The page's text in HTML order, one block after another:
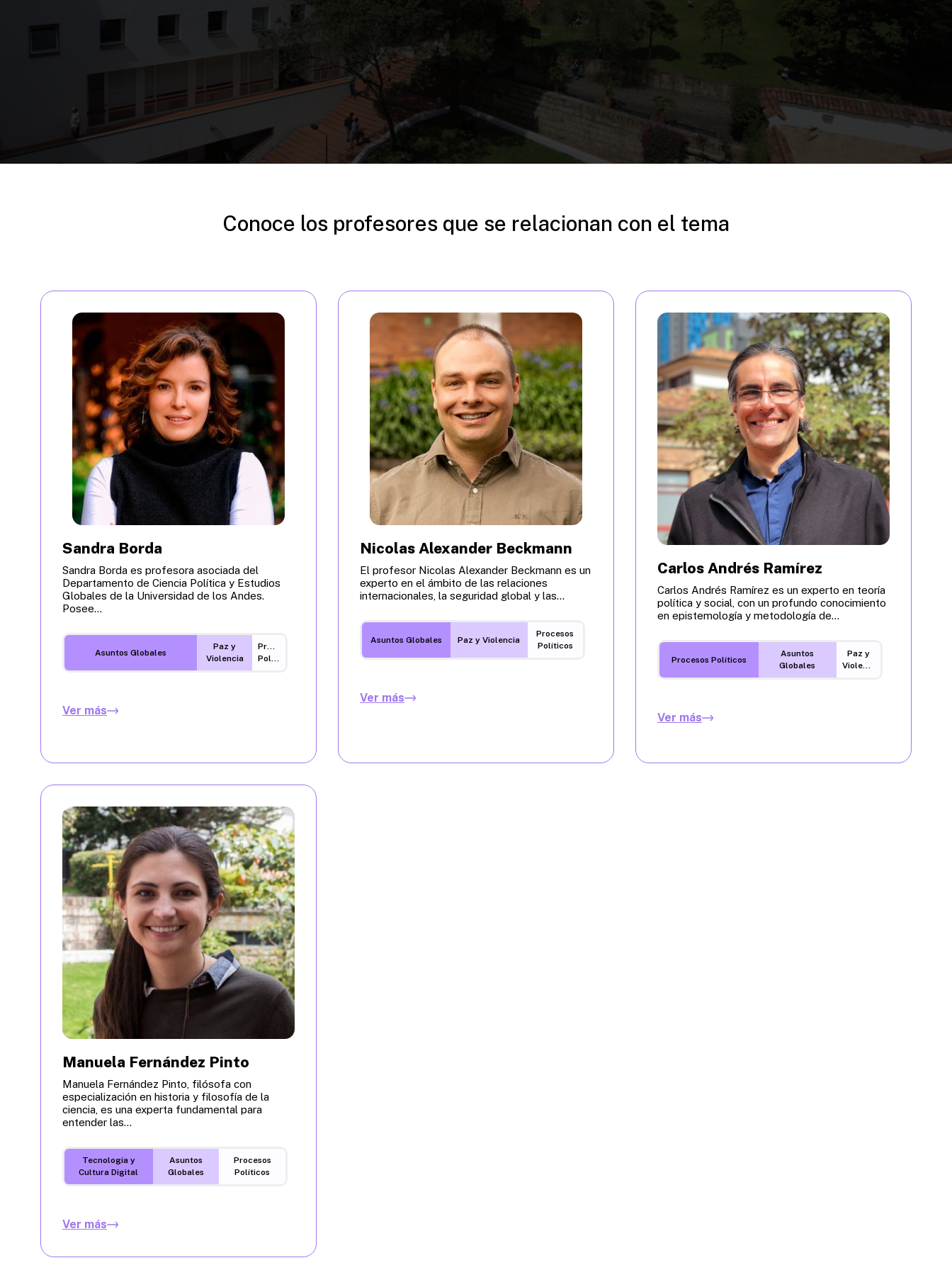
Conoce los profesores que se relacionan con el tema
Sandra Borda
Sandra Borda es profesora asociada del
Departamento de Ciencia Política y Estudios
Globales de la Universidad de los Andes.
Posee...
Asuntos Globales
Paz y
Violencia
Procesos
Políticos
Ver más
Nicolas Alexander Beckmann
El profesor Nicolas Alexander Beckmann es un
experto en el ámbito de las relaciones
internacionales, la seguridad global y las...
Asuntos Globales Paz y Violencia
Procesos
Políticos
Ver más
Carlos Andrés Ramírez
Carlos Andrés Ramírez es un experto en teoría
política y social, con un profundo conocimiento
en epistemología y metodología de...
Procesos Políticos
Asuntos
Globales
Paz y
Violencia
Ver más
Manuela Fernández Pinto
Manuela Fernández Pinto, filósofa con
especialización en historia y filosofía de la
ciencia, es una experta fundamental para
entender las...
Tecnología y
Cultura Digital
Asuntos
Globales
Procesos
Políticos
Ver más